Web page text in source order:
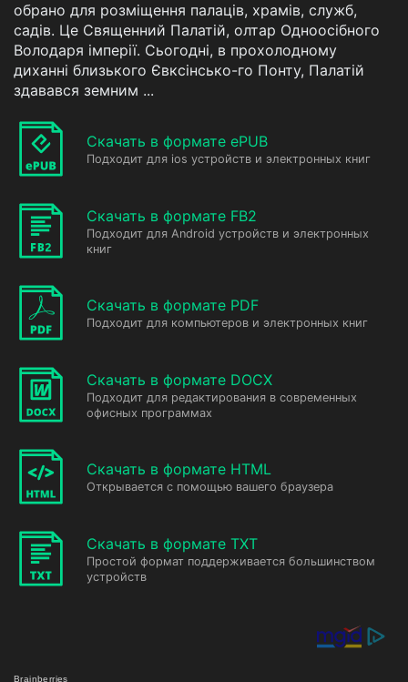
обрано для розміщення палаців, храмів, служб,
садів. Це Священний Палатій, олтар Одноосібного
Володаря імперії. Сьогодні, в прохолодному
диханні близького Євксінсько-го Понту, Палатій
здавався земним ...
Скачать в формате ePUB
Подходит для ios устройств и электронных книг
Скачать в формате FB2
Подходит для Android устройств и электронных
книг
Скачать в формате PDF
Подходит для компьютеров и электронных книг
Скачать в формате DOCX
Подходит для редактирования в современных
офисных программах
Скачать в формате HTML
Открывается с помощью вашего браузера
Скачать в формате TXT
Простой формат поддерживается большинством
устройств